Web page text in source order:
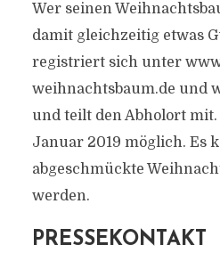
Wer seinen
damit gleichzeitig etwas
registriert sich unter
weihnachtsbaum.de und
und teilt den Abholort mit.
Januar 2019 möglich. Es
abgeschmückte
werden.
PRESSEKONTAKT